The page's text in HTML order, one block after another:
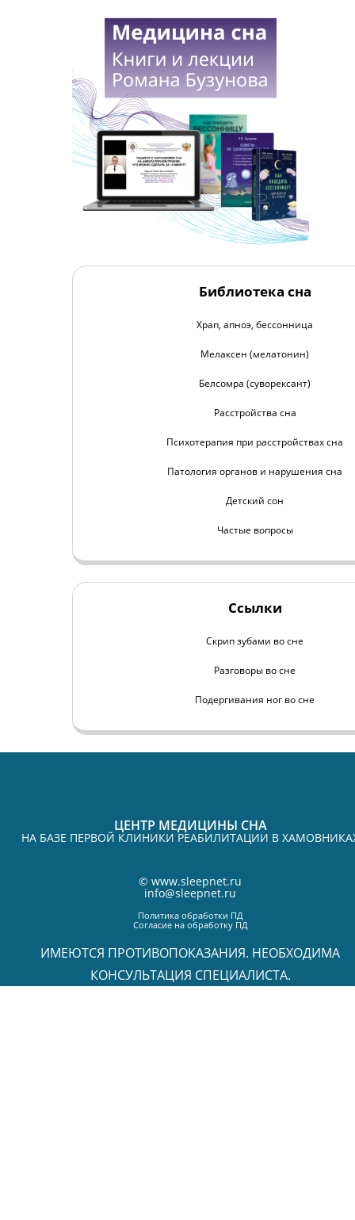
Библиотека сна
Храп, апноэ, бессонница
Мелаксен (мелатонин)
Белсомра (суворексант)
Расстройства сна
Психотерапия при расстройствах сна
Патология органов и нарушения сна
Детский сон
Частые вопросы
Ссылки
Скрип зубами во сне
Разговоры во сне
Подергивания ног во сне
ЦЕНТР МЕДИЦИНЫ СНА
НА БАЗЕ ПЕРВОЙ КЛИНИКИ РЕАБИЛИТАЦИИ В
© www.sleepnet.ru
info@sleepnet.ru
Политика обработки ПД
Согласие на обработку ПД
ИМЕЮТСЯ ПРОТИВОПОКАЗАНИЯ. НЕОБХОДИМА
КОНСУЛЬТАЦИЯ СПЕЦИАЛИСТА.